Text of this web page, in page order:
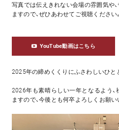
写真では伝えきれない会場の雰囲気や
ますので、ぜひあわせてご視聴ください。
YouTube動画はこちら
2025年の締めくくりにふさわしいひと
2026年も素晴らしい一年となるよう
ますので、今後とも何卒よろしくお願い